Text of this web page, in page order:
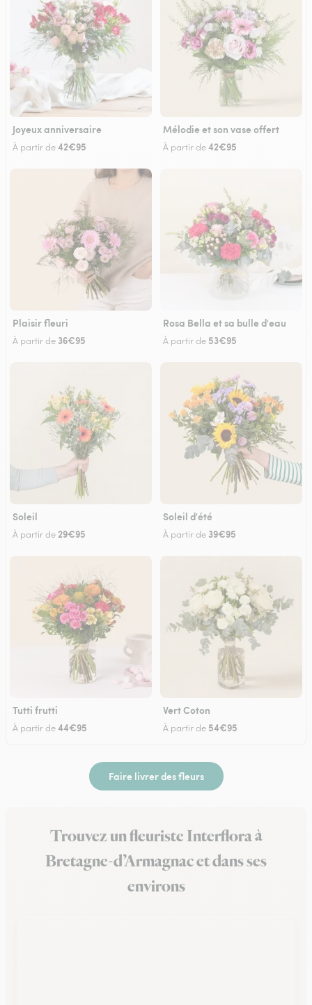
Joyeux anniversaire
À partir de42€95
Mélodie et son vase offert
À partir de42€95
Plaisir fleuri
À partir de 36€95
Rosa Bella et sa bulle d'eau
À partir de 53€95
Soleil
À partir de 29€95
Soleil d'été
À partir de 39€95
Tutti frutti
À partir de44€95
Vert Coton
À partir de 54€95
Faire livrer des fleurs
Trouvez un fleuriste Interflora à
Bretagne-d’Armagnac et dans ses
environs